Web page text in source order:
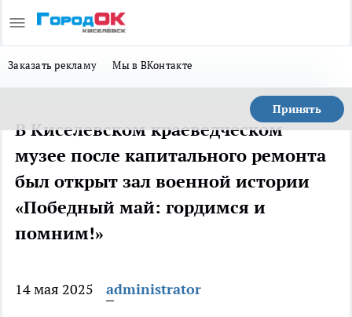
Заказать рекламу Мы в ВКонтакте
Принять
В Киселевском краеведческом
музее после капитального ремонта
был открыт зал военной истории
«Победный май: гордимся и
помним!»
14 мая 2025 administrator